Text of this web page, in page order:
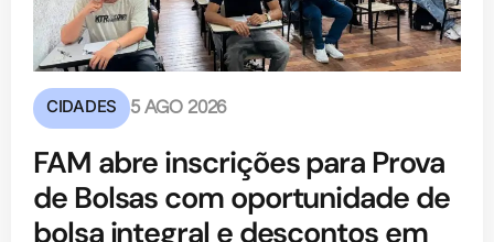
CIDADES 5 AGO 2026
FAM abre inscrições para Prova
de Bolsas com oportunidade de
bolsa integral e descontos em